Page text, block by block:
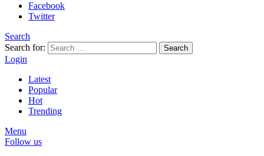
Facebook
Twitter
Search
Search for:
Search
Login
Latest
Popular
Hot
Trending
Menu
Follow us